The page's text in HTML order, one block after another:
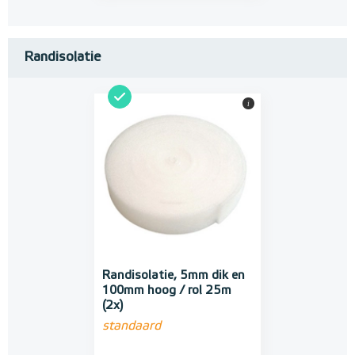
Randisolatie
Randisolatie, 5mm dik en
100mm hoog / rol 25m
(2x)
standaard
i